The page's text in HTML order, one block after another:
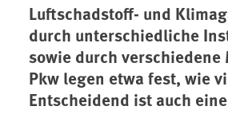
Luftschadstoff- und
durch unterschiedliche
sowie durch
Pkw legen etwa fest, wie
Entscheidend ist auch